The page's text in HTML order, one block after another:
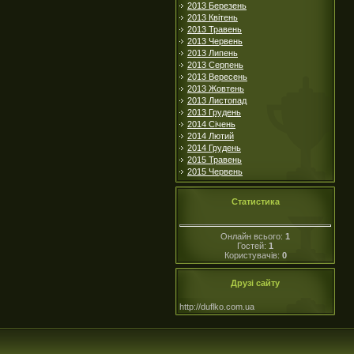
2013 Березень
2013 Квітень
2013 Травень
2013 Червень
2013 Липень
2013 Серпень
2013 Вересень
2013 Жовтень
2013 Листопад
2013 Грудень
2014 Січень
2014 Лютий
2014 Грудень
2015 Травень
2015 Червень
Статистика
Онлайн всього: 1
Гостей: 1
Користувачів: 0
Друзі сайту
http://duflko.com.ua